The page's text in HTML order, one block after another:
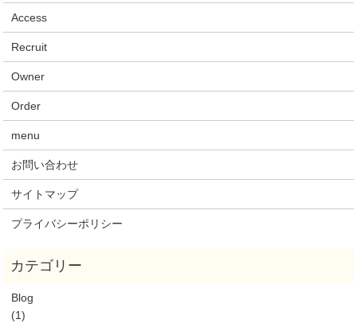
Access
Recruit
Owner
Order
menu
お問い合わせ
サイトマップ
プライバシーポリシー
Blog
(1)